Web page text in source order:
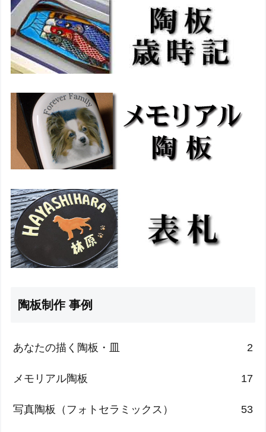
陶板制作 事例
あなたの描く陶板・皿 2
メモリアル陶板 17
写真陶板（フォトセラミックス） 53